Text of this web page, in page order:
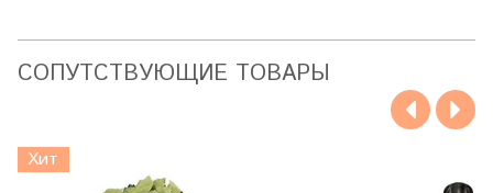
CОПУТСТВУЮЩИЕ ТОВАРЫ
Хит